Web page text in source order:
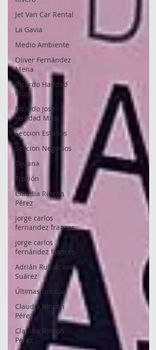
Jet Van Car Rental
La Gavia
Medio Ambiente
Oliver Fernández
Mena
Ricardo Haddad
Musi
Ricardo Jose
Haddad Musi
Seccion Estados
Seccion Negocios
Tijuana
Traxión
Claudia Rincón
Pérez
jorge carlos
fernandez frances
jorge carlos
fernández francés
Adrián Rubalcava
Suárez
Últimas noticias
Claudia Rincón
Pérez
Claudia Rincon
Perez